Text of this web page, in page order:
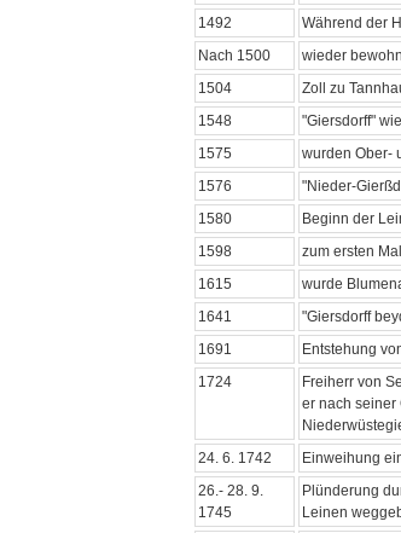
1492
Während der
Nach 1500
wieder
1504
Zoll zu
1548
"Giersdorff"
1575
wurden Ober-
1576
"Nieder-
1580
Beginn der
1598
zum ersten
1615
wurde
1641
"Giersdorff
1691
Entstehung
1724
Freiherr von
er nach seiner
24. 6. 1742
Einweihung
26.- 28. 9.
1745
Plünderung
Leinen